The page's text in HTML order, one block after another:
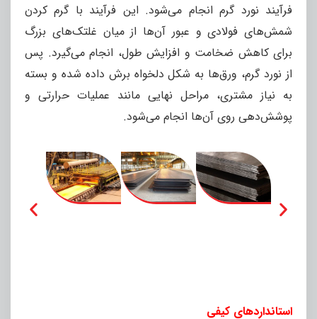
فرآیند نورد گرم انجام می‌شود. این فرآیند با گرم کردن
شمش‌های فولادی و عبور آن‌ها از میان غلتک‌های بزرگ
برای کاهش ضخامت و افزایش طول، انجام می‌گیرد. پس
از نورد گرم، ورق‌ها به شکل دلخواه برش داده شده و بسته
به نیاز مشتری، مراحل نهایی مانند عملیات حرارتی و
پوشش‌دهی روی آن‌ها انجام می‌شود.
استانداردهای کیفی